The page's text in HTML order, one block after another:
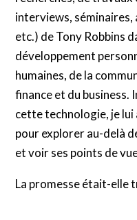
interviews,
etc.) de Tony Robbins
développement
humaines, de la
finance et du business.
cette technologie, je lui
pour explorer au-delà
et voir ses points de
La promesse était-elle